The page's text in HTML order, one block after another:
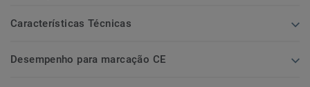
Características Técnicas
Desempenho para marcação CE